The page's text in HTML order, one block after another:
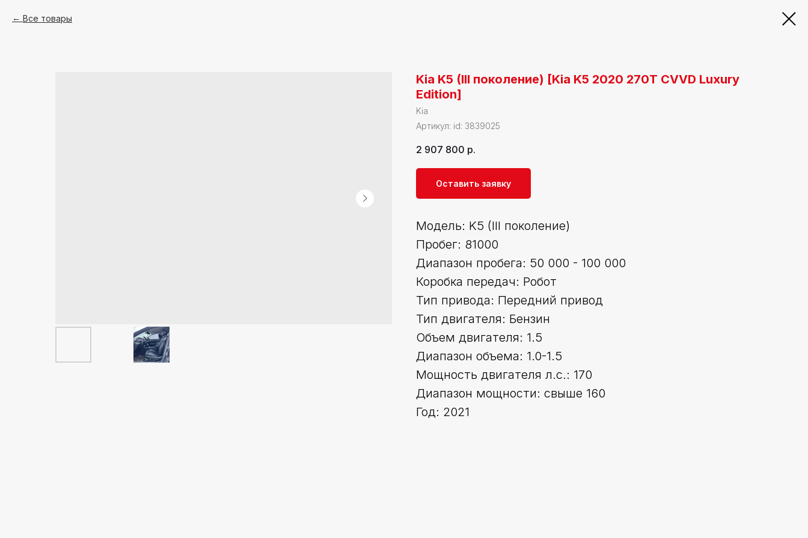
Все товары
Kia K5 (III поколение) [Kia K5 2020 270T CVVD Luxury
Edition]
Kia
Артикул: id: 3839025
2 907 800 р.
Оставить заявку
Модель: K5 (III поколение)
Пробег: 81000
Диапазон пробега: 50 000 - 100 000
Коробка передач: Робот
Тип привода: Передний привод
Тип двигателя: Бензин
Объем двигателя: 1.5
Диапазон объема: 1.0-1.5
Мощность двигателя л.с.: 170
Диапазон мощности: свыше 160
Год: 2021